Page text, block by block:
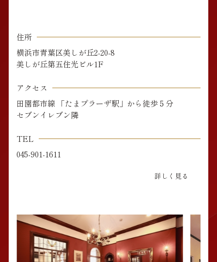
住所
横浜市青葉区美しが丘2-20-8
美しが丘第五住光ビル1F
アクセス
田園都市線 「たまプラーザ駅」から徒歩５分
セブンイレブン隣
TEL
045-901-1611
詳しく見る